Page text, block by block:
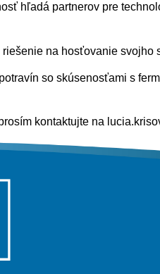
hľadá partnerov pre
na hosťovanie svojho
so skúsenosťami s
kontaktujte na